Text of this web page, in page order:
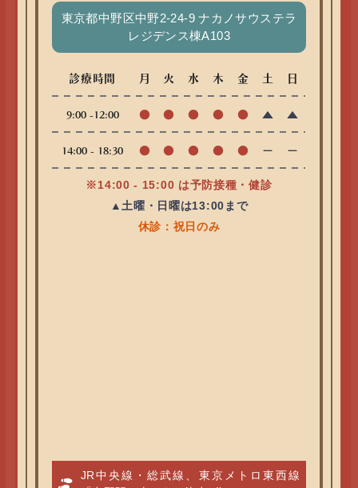
東京都中野区中野2-24-9 ナカノサウステラ
レジデンス棟A103
診療時間 月 火 水 木 金 土 日
9:00 -12:00 ● ● ● ● ● ▲ ▲
14:00 - 18:30 ● ● ● ● ● ー ー
※14:00 - 15:00 は予防接種・健診
▲土曜・日曜は13:00まで
休診：祝日のみ
JR中央線・総武線、東京メトロ東西線